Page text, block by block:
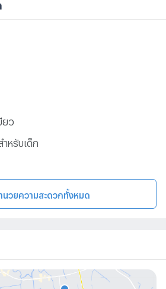
ยว
ำหรับเด็ก
นวยความสะดวกทั้งหมด